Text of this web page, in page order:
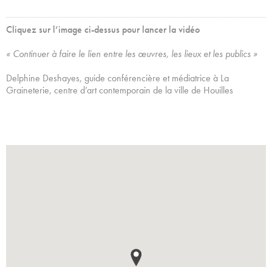
Cliquez sur l’image ci-dessus pour lancer la vidéo
« Continuer à faire le lien entre les œuvres, les lieux et les publics »
Delphine Deshayes, guide conférencière et médiatrice à La
Graineterie, centre d’art contemporain de la ville de Houilles